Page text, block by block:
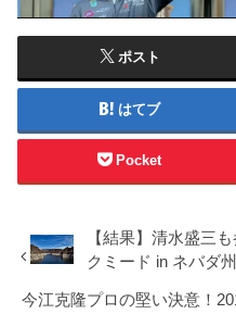
ポスト
はてブ
Pocket
【結果】清水盛三
クミード in ネバダ
今江克隆プロの堅い決意！